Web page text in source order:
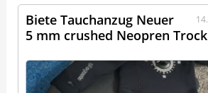
Biete Tauchanzug Neuer
5 mm crushed Neopren